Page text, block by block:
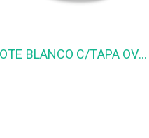
POTE BLANCO C/TAPA OVOIDE 100 g